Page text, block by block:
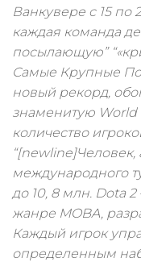
Ванкувере с 15 по
каждая команда
посылающую”
Самые Крупные По
новый рекорд,
знаменитую World
количество
международного
до 10, 8 млн. Dota
жанре MOBA,
Каждый игрок
определенным